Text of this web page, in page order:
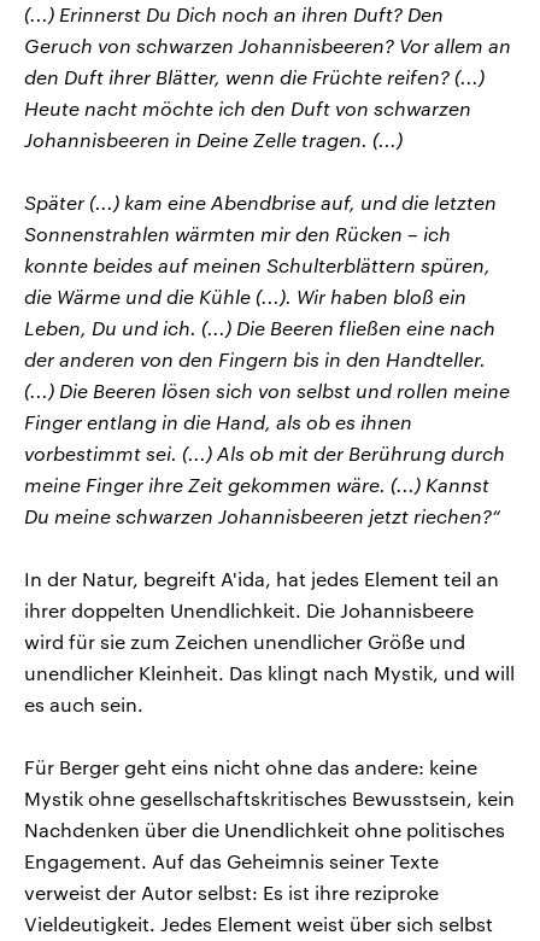
(...) Erinnerst Du Dich noch an ihren Duft? Den
Geruch von schwarzen Johannisbeeren? Vor allem an
den Duft ihrer Blätter, wenn die Früchte reifen? (...)
Heute nacht möchte ich den Duft von schwarzen
Johannisbeeren in Deine Zelle tragen. (...)
Später (...) kam eine Abendbrise auf, und die letzten
Sonnenstrahlen wärmten mir den Rücken – ich
konnte beides auf meinen Schulterblättern spüren,
die Wärme und die Kühle (...). Wir haben bloß ein
Leben, Du und ich. (...) Die Beeren fließen eine nach
der anderen von den Fingern bis in den Handteller.
(...) Die Beeren lösen sich von selbst und rollen meine
Finger entlang in die Hand, als ob es ihnen
vorbestimmt sei. (...) Als ob mit der Berührung durch
meine Finger ihre Zeit gekommen wäre. (...) Kannst
Du meine schwarzen Johannisbeeren jetzt riechen?“
In der Natur, begreift A'ida, hat jedes Element teil an
ihrer doppelten Unendlichkeit. Die Johannisbeere
wird für sie zum Zeichen unendlicher Größe und
unendlicher Kleinheit. Das klingt nach Mystik, und will
es auch sein.
Für Berger geht eins nicht ohne das andere: keine
Mystik ohne gesellschaftskritisches Bewusstsein, kein
Nachdenken über die Unendlichkeit ohne politisches
Engagement. Auf das Geheimnis seiner Texte
verweist der Autor selbst: Es ist ihre reziproke
Vieldeutigkeit. Jedes Element weist über sich selbst